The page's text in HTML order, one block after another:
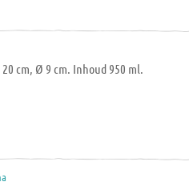
cm, Ø 9 cm. Inhoud 950 ml.